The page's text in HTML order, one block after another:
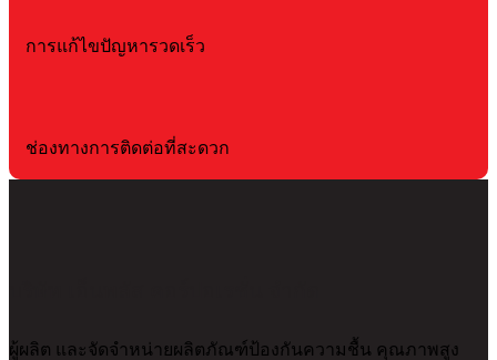
การแก้ไขปัญหารวดเร็ว
ช่องทางการติดต่อที่สะดวก
ผู้ผลิต และจัดจำหน่ายผลิตภัณฑ์ป้องกันความชื้น คุณภาพสูง